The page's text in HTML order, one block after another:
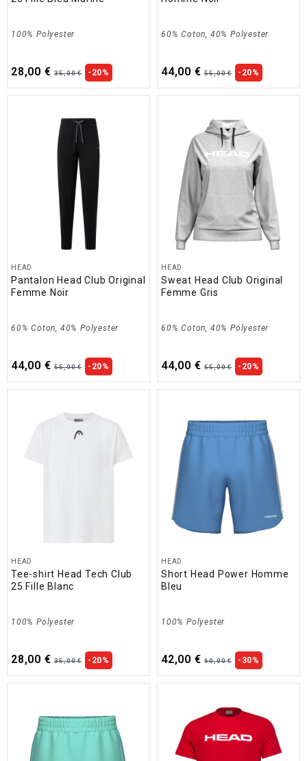
100% Polyester
28,00 € 35,00 € -20%
60% Coton, 40% Polyester
44,00 € 55,00 € -20%
HEAD
Pantalon Head Club Original
Femme Noir
60% Coton, 40% Polyester
44,00 € 55,00 € -20%
HEAD
Sweat Head Club Original
Femme Gris
60% Coton, 40% Polyester
44,00 € 55,00 € -20%
HEAD
Tee-shirt Head Tech Club
25 Fille Blanc
100% Polyester
28,00 € 35,00 € -20%
HEAD
Short Head Power Homme
Bleu
100% Polyester
42,00 € 60,00 € -30%